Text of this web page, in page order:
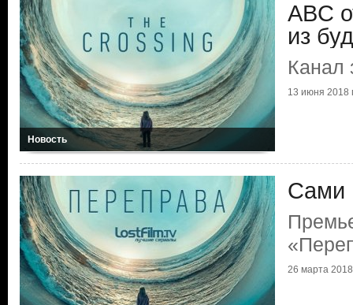
Новость
ABC
из
Канал
13 июня 2018
Сами
26 марта 2018